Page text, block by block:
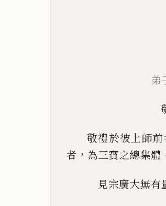
敬禮於彼上師前
者 ， 為三寶之總集體
見宗廣大無有